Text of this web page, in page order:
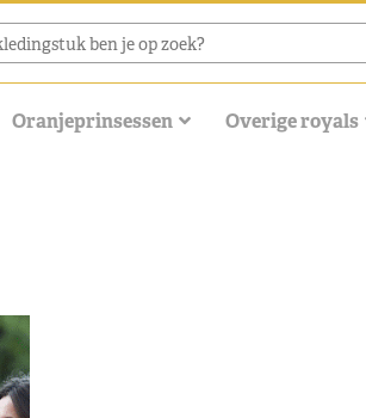
Oranjeprinsessen Overige royals